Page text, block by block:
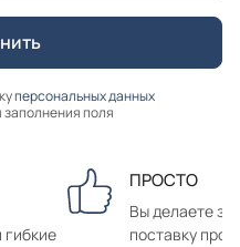
персональных данных
поля
гибкие
ПРОСТО
Вы делаете
поставку